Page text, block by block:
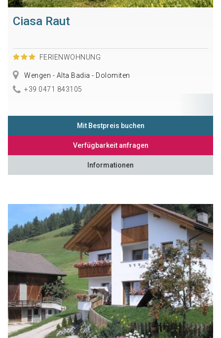
Ciasa Raut
FERIENWOHNUNG
Wengen - Alta Badia - Dolomiten
+39 0471 843105
Mit Bestpreis buchen
Verfügbarkeit anfragen
Informationen